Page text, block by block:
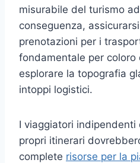
misurabile del turismo
conseguenza,
prenotazioni per i
fondamentale per coloro
esplorare la topografia
intoppi logistici.
I viaggiatori indipendenti
propri itinerari
complete risorse per la